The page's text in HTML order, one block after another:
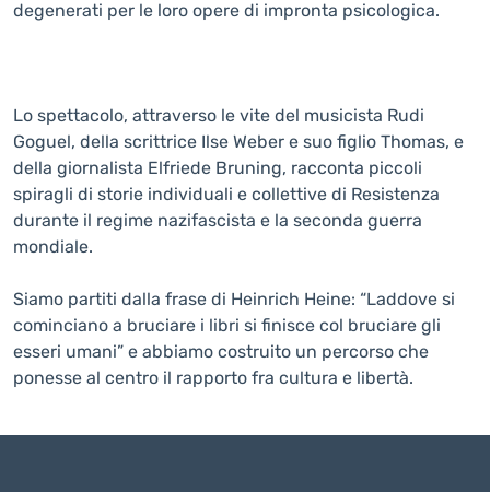
degenerati per le loro opere di impronta psicologica.
Lo spettacolo, attraverso le vite del musicista Rudi
Goguel, della scrittrice Ilse Weber e suo figlio Thomas, e
della giornalista Elfriede Bruning, racconta piccoli
spiragli di storie individuali e collettive di Resistenza
durante il regime nazifascista e la seconda guerra
mondiale.
Siamo partiti dalla frase di Heinrich Heine: “Laddove si
cominciano a bruciare i libri si finisce col bruciare gli
esseri umani” e abbiamo costruito un percorso che
ponesse al centro il rapporto fra cultura e libertà.